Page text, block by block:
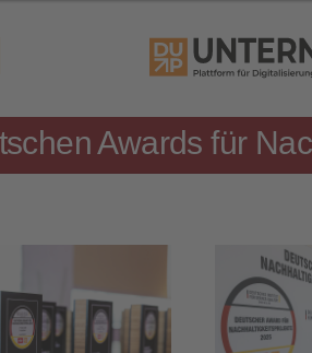
Awards für